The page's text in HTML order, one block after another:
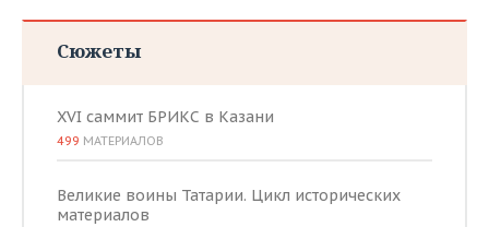
Сюжеты
XVI саммит БРИКС в Казани
499 МАТЕРИАЛОВ
Великие воины Татарии. Цикл исторических
материалов